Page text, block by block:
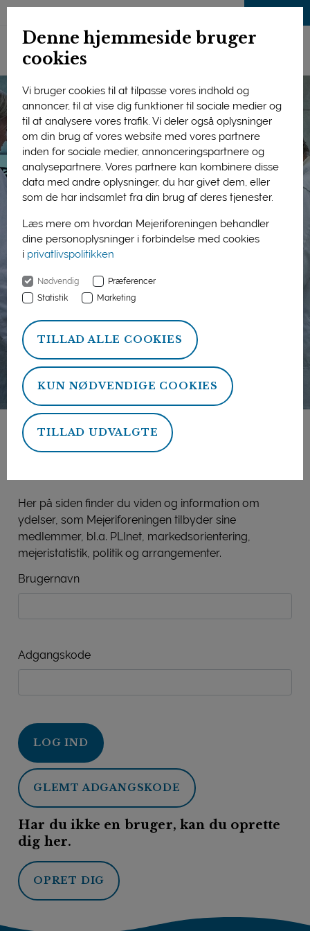
Denne hjemmeside bruger
cookies
Vi bruger cookies til at tilpasse vores indhold og
annoncer, til at vise dig funktioner til sociale medier og
til at analysere vores trafik. Vi deler også oplysninger
om din brug af vores website med vores partnere
inden for sociale medier, annonceringspartnere og
analysepartnere. Vores partnere kan kombinere disse
data med andre oplysninger, du har givet dem, eller
som de har indsamlet fra din brug af deres tjenester.
Læs mere om hvordan Mejeriforeningen behandler
dine personoplysninger i forbindelse med cookies
i privatlivspolitikken
Nødvendig
Præferencer
Statistik
Marketing
TILLAD ALLE COOKIES
KUN NØDVENDIGE COOKIES
TILLAD UDVALGTE
Mejeriforeningens
Her på siden finder du viden og information om
ydelser, som Mejeriforeningen tilbyder sine
medlemmer, bl.a. PLInet, markedsorientering,
mejeristatistik, politik og arrangementer.
Brugernavn
Adgangskode
LOG IND
GLEMT ADGANGSKODE
Har du ikke en bruger, kan du oprette
dig her.
OPRET DIG